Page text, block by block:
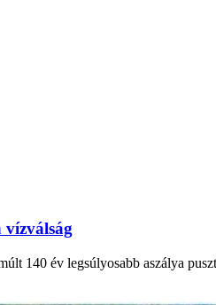
140 év legsúlyosabb aszálya